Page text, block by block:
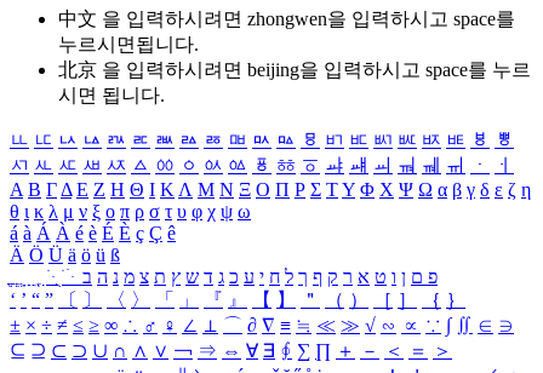
中文 을 입력하시려면 zhongwen을 입력하시고 space를
누르시면됩니다.
北京 을 입력하시려면 beijing을 입력하시고 space를 누르
시면 됩니다.
ㅥ ㅦ ㅧ ㅨ ㅩ ㅪ ㅫ ㅬ ㅭ ㅮ ㅯ ㅰ ㅱ ㅲ ㅳ ㅴ ㅵ ㅶ ㅷ ㅸ
ㅹ
ㅺ ㅻ ㅼ ㅽ ㅾ ㅿ ㆀ ㆁ ㆂ ㆃ ㆄ ㆅ ㆆ ㆇ ㆈ ㆉ ㆊ ㆋ ㆌ ㆍ
ㆎ
Α Β ΓΔ Ε Ζ Η Θ Ι ΚΛ Μ Ν Ξ Ο Π Ρ Σ ΤΥ Φ Χ Ψ Ω α β γ δ ε ζ η
θ ι κ λ μ ν ξ ο π ρ σ τ υ φ χ ψ ω
á à Á À é è É È ç Ç ê
Ä Ö Ü ä ö ü ß
ִֶֹ ֻּ ׁׂ פ ם ן ו ט א ר ק ף ך ל ח י ע כ ג ד ש ץ ת צ מ נ ה ב
‘ ’ “ ” 〔 〕 〈 〉 「 」 『 』 【 】 ＂ （ ） ［ ］ ｛ ｝
± × ÷ ≠ ≤ ≥ ∞ ∴ ♂ ♀ ∠ ⊥ ⌒ ∂ ∇ ≡ ≒ ≪ ≫ √ ∽ ∝ ∵ ∫ ∬ ∈ ∋
⊆ ⊇ ⊂ ⊃ ∪ ∩ ∧ ∨ ￢ ⇒ ⇔ ∀ ∃ ∮ ∑ ∏ ＋ － ＜ ＝
＞